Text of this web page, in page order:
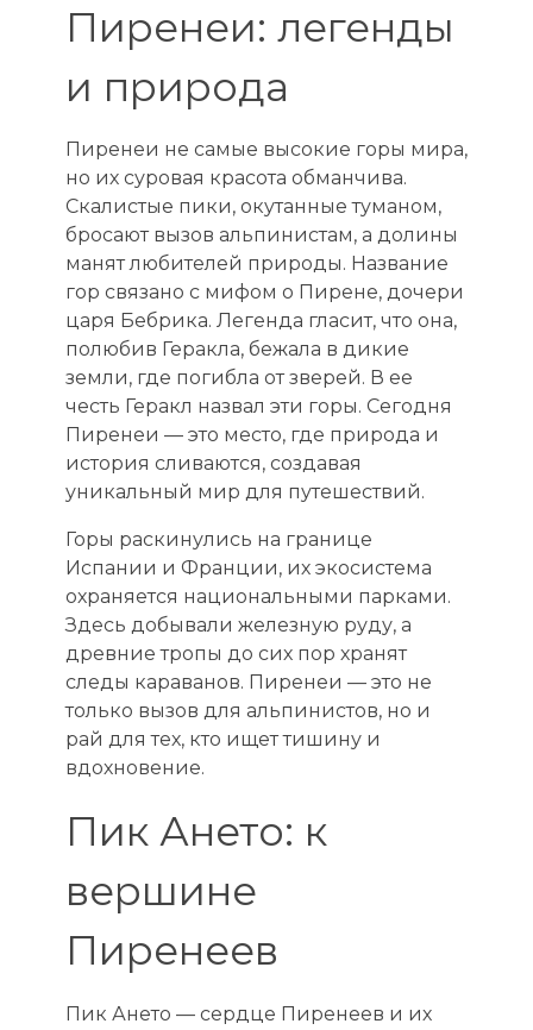
Пиренеи: легенды
и природа
Пиренеи не самые высокие горы мира,
но их суровая красота обманчива.
Скалистые пики, окутанные туманом,
бросают вызов альпинистам, а долины
манят любителей природы. Название
гор связано с мифом о Пирене, дочери
царя Бебрика. Легенда гласит, что она,
полюбив Геракла, бежала в дикие
земли, где погибла от зверей. В ее
честь Геракл назвал эти горы. Сегодня
Пиренеи — это место, где природа и
история сливаются, создавая
уникальный мир для путешествий.
Горы раскинулись на границе
Испании и Франции, их экосистема
охраняется национальными парками.
Здесь добывали железную руду, а
древние тропы до сих пор хранят
следы караванов. Пиренеи — это не
только вызов для альпинистов, но и
рай для тех, кто ищет тишину и
вдохновение.
Пик Ането: к
вершине
Пиренеев
Пик Ането — сердце Пиренеев и их